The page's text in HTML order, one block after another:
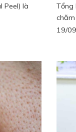
Peel) là
Tổng
19/